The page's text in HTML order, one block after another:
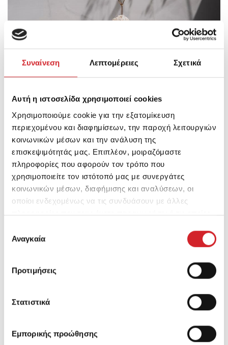
Συναίνεση Λεπτομέρειες Σχετικά
Αυτή η ιστοσελίδα χρησιμοποιεί cookies
Χρησιμοποιούμε cookie για την εξατομίκευση
περιεχομένου και διαφημίσεων, την παροχή λειτουργιών
κοινωνικών μέσων και την ανάλυση της
επισκεψιμότητάς μας. Επιπλέον, μοιραζόμαστε
πληροφορίες που αφορούν τον τρόπο που
χρησιμοποιείτε τον ιστότοπό μας με συνεργάτες
κοινωνικών μέσων, διαφήμισης και αναλύσεων, οι
οποίοι ενδεχομένως να τις συνδυάσουν με άλλες
πληροφορίες που τους έχετε παραχωρήσει ή τις οποίες
των υπηρεσιών τους.
συγκατάθεσης
Αναγκαία
Προτιμήσεις
Στατιστικά
Εμπορικής προώθησης
Ethos
CG551 / F
ΔΕΙΤΕ ΤΗΝ ΠΑΛΕΤΑ
ΠΕΡΙΣΣΟΤΕΡΑ Colors of
Greece